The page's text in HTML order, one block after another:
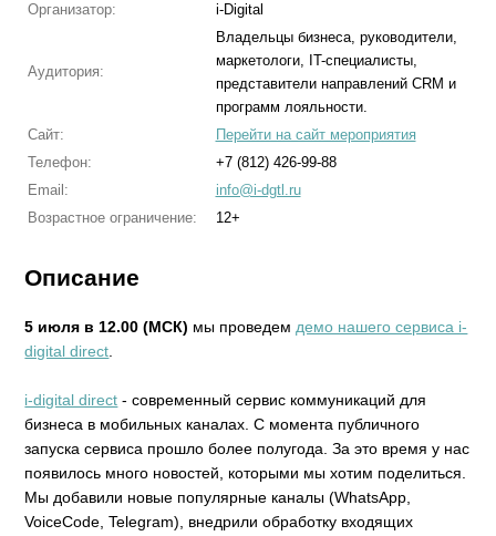
Организатор:
i-Digital
Аудитория:
Владельцы бизнеса, руководители,
маркетологи, IT-специалисты,
представители направлений CRM и
программ лояльности.
Сайт:
Перейти на сайт мероприятия
Телефон:
+7 (812) 426-99-88
Email:
info@i-dgtl.ru
Возрастное ограничение:
12+
Описание
5 июля в 12.00 (МСК) мы проведемдемо нашего сервиса i-
digital direct.
i-digital direct - современный сервис коммуникаций для
бизнеса в мобильных каналах. С момента публичного
запуска сервиса прошло более полугода. За это время у нас
появилось много новостей, которыми мы хотим поделиться.
Мы добавили новые популярные каналы (WhatsApp,
VoiceCode, Telegram), внедрили обработку входящих